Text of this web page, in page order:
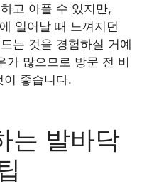
고 아플 수 있지만,
일어날 때 느껴지던
는 것을 경험하실 거예
가 많으므로 방문 전 비
이 좋습니다.
는 발바닥